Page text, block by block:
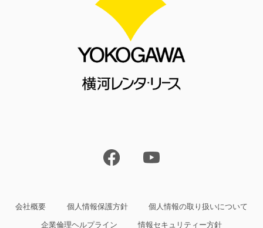
会社概要 個人情報保護方針 個人情報の取り扱いについて
企業倫理ヘルプライン 情報セキュリティー方針